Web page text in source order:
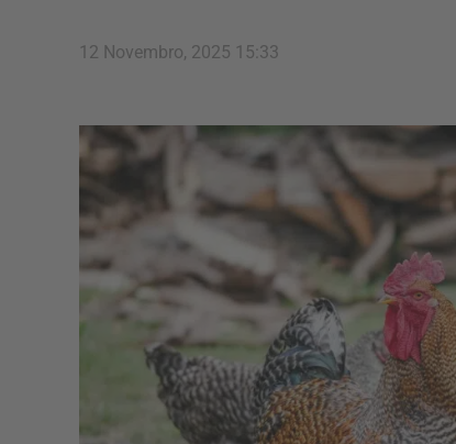
12 Novembro, 2025 15:33